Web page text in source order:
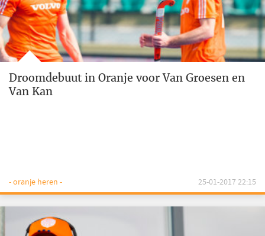
Droomdebuut in Oranje voor Van Groesen en
Van Kan
- oranje heren - 25-01-2017 22:15